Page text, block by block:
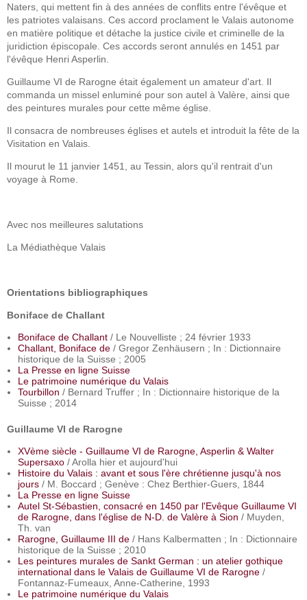
Naters, qui mettent fin à des années de conflits entre l'évêque et
les patriotes valaisans. Ces accord proclament le Valais autonome
en matière politique et détache la justice civile et criminelle de la
juridiction épiscopale. Ces accords seront annulés en 1451 par
l'évêque Henri Asperlin.
Guillaume VI de Rarogne était également un amateur d'art. Il
commanda un missel enluminé pour son autel à Valère, ainsi que
des peintures murales pour cette même église.
Il consacra de nombreuses églises et autels et introduit la fête de la
Visitation en Valais.
Il mourut le 11 janvier 1451, au Tessin, alors qu'il rentrait d'un
voyage à Rome.
Avec nos meilleures salutations
La Médiathèque Valais
Orientations bibliographiques
Boniface de Challant
Boniface de Challant / Le Nouvelliste ; 24 février 1933
Challant, Boniface de / Gregor Zenhäusern ; In : Dictionnaire
historique de la Suisse ; 2005
La Presse en ligne Suisse
Le patrimoine numérique du Valais
Tourbillon / Bernard Truffer ; In : Dictionnaire historique de la
Suisse ; 2014
Guillaume VI de Rarogne
XVème siècle - Guillaume VI de Rarogne, Asperlin & Walter
Supersaxo / Arolla hier et aujourd'hui
Histoire du Valais : avant et sous l'ère chrétienne jusqu'à nos
jours / M. Boccard ; Genève : Chez Berthier-Guers, 1844
La Presse en ligne Suisse
Autel St-Sébastien, consacré en 1450 par l'Evêque Guillaume VI
de Rarogne, dans l'église de N-D. de Valère à Sion / Muyden,
Th. van
Rarogne, Guillaume III de / Hans Kalbermatten ; In : Dictionnaire
historique de la Suisse ; 2010
Les peintures murales de Sankt German : un atelier gothique
international dans le Valais de Guillaume VI de Rarogne /
Fontannaz-Fumeaux, Anne-Catherine, 1993
Le patrimoine numérique du Valais